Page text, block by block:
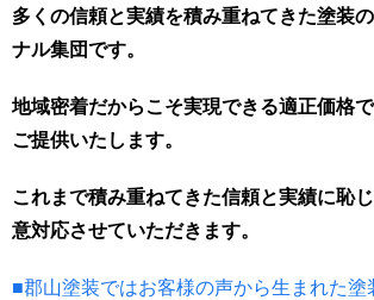
多くの信頼と実績を積み重ねてきた塗装
ナル集団です。
地域密着だからこそ実現できる適正価格
ご提供いたします。
これまで積み重ねてきた信頼と実績に恥
意対応させていただきます。
■郡山塗装ではお客様の声から生まれた塗